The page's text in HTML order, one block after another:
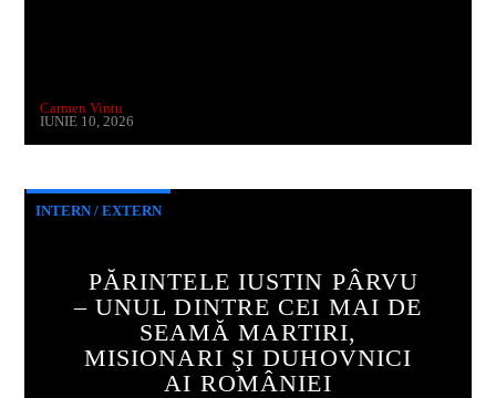
Carmen Vintu
IUNIE 10, 2026
INTERN / EXTERN
PĂRINTELE IUSTIN PÂRVU
– UNUL DINTRE CEI MAI DE
SEAMĂ MARTIRI,
MISIONARI ŞI DUHOVNICI
AI ROMÂNIEI